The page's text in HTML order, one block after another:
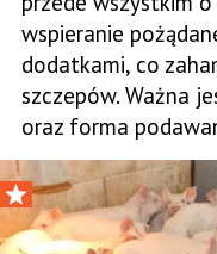
wspieranie
dodatkami, co
szczepów. Ważna
oraz forma